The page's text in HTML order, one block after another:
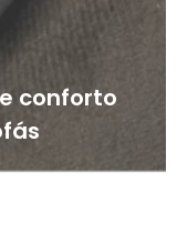
conforto